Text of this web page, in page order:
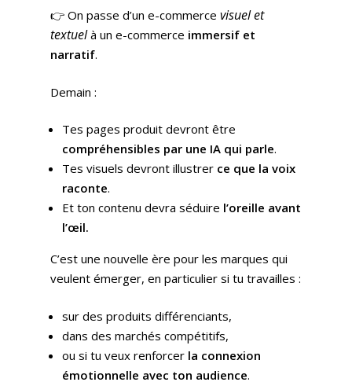
👉 On passe d’un e-commerce visuel et
textuelà un e-commerce immersif et
narratif.
Demain :
Tes pages produit devront être
compréhensibles par une IA qui parle.
Tes visuels devront illustrer ce que la voix
raconte.
Et ton contenu devra séduire l’oreille avant
l’œil.
C’est une nouvelle ère pour les marques qui
veulent émerger, en particulier si tu travailles :
sur des produits différenciants,
dans des marchés compétitifs,
ou si tu veux renforcer la connexion
émotionnelle avec ton audience.